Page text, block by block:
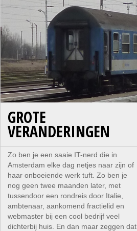
GROTE
VERANDERINGEN
Zo ben je een saaie IT-nerd die in
Amsterdam elke dag netjes naar zijn of
haar onboeiende werk tuft. Zo ben je
nog geen twee maanden later, met
tussendoor een rondreis door Italie,
ambtenaar, aankomend fractielid en
webmaster bij een cool bedrijf veel
dichterbij huis. En dan maar zeggen dat